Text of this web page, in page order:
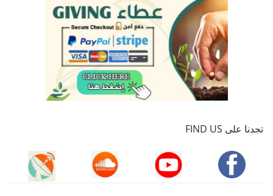
تجدنا على FIND US